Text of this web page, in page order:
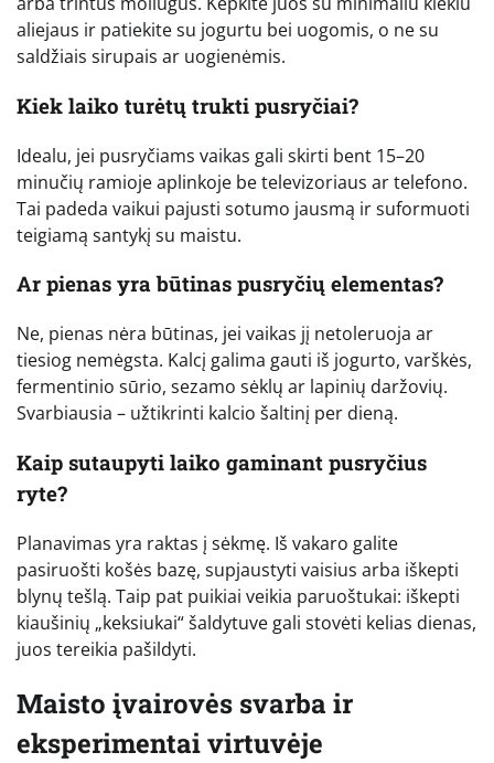
aliejaus ir patiekite su jogurtu bei uogomis, o ne su
saldžiais sirupais ar uogienėmis.
Kiek laiko turėtų trukti pusryčiai?
Idealu, jei pusryčiams vaikas gali skirti bent 15–20
minučių ramioje aplinkoje be televizoriaus ar telefono.
Tai padeda vaikui pajusti sotumo jausmą ir suformuoti
teigiamą santykį su maistu.
Ar pienas yra būtinas pusryčių elementas?
Ne, pienas nėra būtinas, jei vaikas jį netoleruoja ar
tiesiog nemėgsta. Kalcį galima gauti iš jogurto, varškės,
fermentinio sūrio, sezamo sėklų ar lapinių daržovių.
Svarbiausia – užtikrinti kalcio šaltinį per dieną.
Kaip sutaupyti laiko gaminant pusryčius
ryte?
Planavimas yra raktas į sėkmę. Iš vakaro galite
pasiruošti košės bazę, supjaustyti vaisius arba iškepti
blynų tešlą. Taip pat puikiai veikia paruoštukai: iškepti
kiaušinių „keksiukai“ šaldytuve gali stovėti kelias dienas,
juos tereikia pašildyti.
Maisto įvairovės svarba ir
eksperimentai virtuvėje